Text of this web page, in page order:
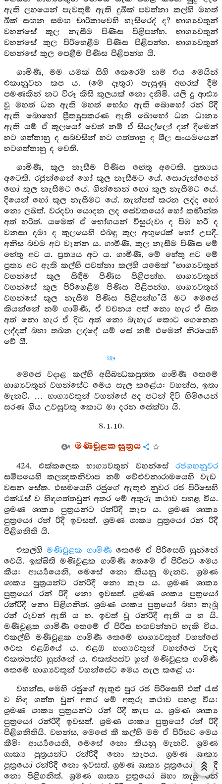
ඇති ලහයෙන් පැවතුම් ඇති දුබික් පවත්නා කල්හි මහත්
බික් සඟන සමඟ චාරිකාවෙහි හැසිරෙද් ද? භාග්‍යවතුන්
වහන්සේ කුල නැසීම පිණිස පිළිපන්හ. භාග්‍යවතුන්
වහන්සේ කුල පිරිහෙළීම පිණිස පිළිපන්හ. භාග්‍යවතුන්
වහන්සේ කුල පෙළීම පිණිස පිළිපන්හ යි.
ගාමිණී, මම යමක් සිහි කෙරෙම් නම් එය මෙයින්
එකානූවන කප ය. (මේ දෑතුර) පැසුණු අහරක් දීම්
පමණකින් නට විරූ කිසි කුලයක් නො දනිමි. යලි දු ආඪ්‍ය
වූ මහත් ධන ඇති මහත් භෝග ඇති බොහෝ රන් රිදී
ඇති බොහෝ ප්‍රීත්‍යූපකරණ ඇති බොහෝ ධන ධාන්‍ය
ඇති යම් ඒ කුලයෝ වෙත් නම් ඒ සියල්ලෝ දන් දීමෙන්
හට ගත්තාහු ද සබවසින් හට ගත්තාහු ද ශීල සංයමයෙන්
හටගත්තාහු ද වෙති.
ගාමිණී, කුල නැසීම පිණිස හේතු අටෙකි. ප්‍රත්‍යය
අටෙකි. රජුන්ගෙන් හෝ කුල නැසීමට යේ. සොරුන්ගෙන්
හෝ කුල නැසීමට යේ. ගින්නෙන් හෝ කුල නැසීමට යේ.
දියෙන් හෝ කුල නැසීමට යේ. තැන්පත් කරන ලද්ද හෝ
නො ලබත්. වරදවා යොදන ලද සේවකයෝ හෝ කර්‍මාන්ත
අත් හරිත්. යමෙක් ඒ භෝගයන් විසුරුවා ද පිඹ හරී ද
වනසා දමා ද කුලයෙහි එබඳු කුල අඟුරෙක් හෝ උපදී.
අනිස බවම අට වැන්න ය. ගාමිණී, කුල නැසීම පිණිස මේ
හේතු අට ය. ප්‍රත්‍යය අට ය. ගාමිණී, මේ හේතු අට මේ
ප්‍රත්‍ය අට ඇති කල්හි පවත්නා කල්හි යමෙක් “භාග්‍යවතුන්
වහන්සේ කුල සිඳීම පිණිස පිළිපන්හ. භාග්‍යවතුන්
වහන්සේ කුල පිරිහෙළීම පිණිස පිළිපන්හ. භාග්‍යවතුන්
වහන්සේ කුල නැසීම පිණිස පිළිපන්හ”යි මට මෙසේ
කියන්නේ නම් ගාමිණී, ඒ වචනය අත් නො හැර ඒ සිත
අත් නො හැර ඒ දිට අත් නො බැහැර කොට ගෙනෙන
ලද්දක් බහා තබන ලද්දේ යම් සේ නම් එමෙන් නිරයෙහි
වේ යී.
589
මෙසේ වදාළ කල්හි අසිබන්‍ධකපුත්ත ගාමිණී තෙමේ
භාග්‍යවතුන් වහන්සේට මෙය සැල කළේය: වහන්ස, ඉතා
මැනවි. … භාග්‍යවතුන් වහන්සේ අද පටන් දිවි හිමියෙන්
සරණ ගිය උවසුවකු කොට මා දරන සේක්වා යි.
8. 1. 10.
මණිචූළක සූත්‍රය
424. එක්කලෙක භාග්‍යවතුන් වහන්සේ රජගහනුවර
සමීපයෙහි කලන්‍දකනිවාප නම් වේළුවනාරාමයෙහි වැඩ
වසන සේක. එසමයෙහි රජුගේ ඇතුළු නුවර රජ පිරිසෙහි
එක්රැස් ව හිඳගත්තවුන් අතර මේ අතුරු කථාව පහළ විය.
ශ්‍රමණ ශාක්‍ය පුත්‍රයන්ට රන්රිදී කැප ය. ශ්‍රමණ ශාක්‍ය
පුත්‍රයෝ රන් රිදී ඉවසත්. ශ්‍රමණ ශාක්‍ය පුත්‍රයෝ රන් රිදී
පිළිගනිති යි.
එකල්හිමණිචූළක ගාමිණී තෙමේ ඒ පිරිසෙහි හුන්නේ
වෙයි. ඉක්බිති මණිචූළක ගාමිණී තෙමේ ඒ පිරිසට මෙය
කීය: ආර්‍ය්‍යයෙනි, මෙසේ නො කියනු මැනව. ශ්‍රමණ
ශාක්‍ය පුත්‍රයන්ට රන්රිදී නො කැප ය. ශ්‍රමණ ශාක්‍ය
පුත්‍රයෝ රන් රිදී නො ඉවසත්. ශ්‍රමණ ශාක්‍ය පුත්‍රයෝ
රන්රිදී නො පිළිගනිත්. ශ්‍රමණ ශාක්‍ය පුත්‍රයෝ බහා තැබූ
රන් රුවන් ඇති ය හ. ඉවත් වූ රන්රිදී ඇති ය හ යි.
මණිචූළක ගාමිණී තෙමේ ඒ පිරිස හඟවන්නට හැකි විය.
එකල්හි මණිචූළක ගාමිණී තෙමේ භාග්‍යවතුන් වහන්සේ
වෙත එළඹියේ ය. එළඹ භාග්‍යවතුන් වහන්සේ වැඳ
එකත්පස්ව හුන්නේ ය. එකත්පස්ව හුන් මණිචූළක ගාමිණී
තෙමේ භාග්‍යවතුන් වහන්සේට මෙය සැල කළේ ය:
වහන්ස, මෙහි රජුගේ ඇතුළු පුර රජ පිරිසෙහි එක් රැස්
ව හිඳ ගත්ත වුන් අතර මේ අතුරු කථාව පහළ විය:
ශ්‍රමණ ශාක්‍ය පුත්‍රයන්ට රන් රිදී කැප ය. ශ්‍රමණ ශාක්‍ය
පුත්‍රයෝ රන්රිදී ඉවසත්. ශ්‍රමණ ශාක්‍ය පුත්‍රයෝ රන් රිදී
පිළිගනිතියි. වහන්ස, මෙසේ කී කල්හි මම ඒ පිරිසට මෙය
කීමි: ආර්‍ය්‍යයෙනි, මෙසේ නො කියනු මැනවි. ශ්‍රමණ
ශාක්‍ය පුත්‍රයන්ට රන්රිදී නො කැපය. ශ්‍රමණ ශාක්‍ය
පුත්‍රයෝ රන්රිදී නො ඉවසත්. ශ්‍රමණ ශාක්‍ය පුත්‍රයෝ රන්රිදී
නො පිළිගනිත්. ශ්‍රමණ ශාක්‍ය පුත්‍රයෝ බහා තැබූ රන්